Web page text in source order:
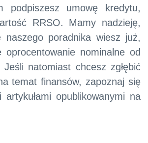
podpiszesz umowę kredytu,
RRSO. Mamy nadzieję,
naszego poradnika wiesz już,
nominalne od
Jeśli natomiast chcesz zgłębić
temat finansów, zapoznaj się
opublikowanymi na